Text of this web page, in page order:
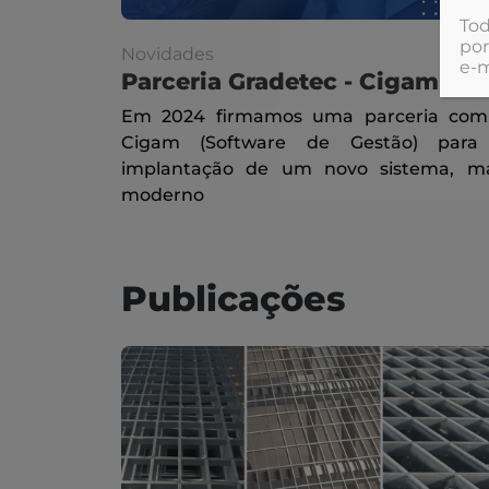
Novidades
Parceria Gradetec - Cigam
Em 2024 firmamos uma parceria
Cigam (Software de Gestão)
implantação de um novo sistema,
moderno
Publicações